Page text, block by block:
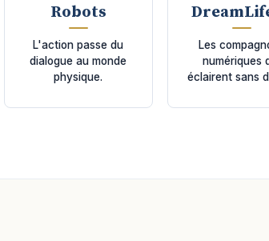
Robots
L'action passe du
dialogue au monde
physique.
Les
numériques
éclairent sans